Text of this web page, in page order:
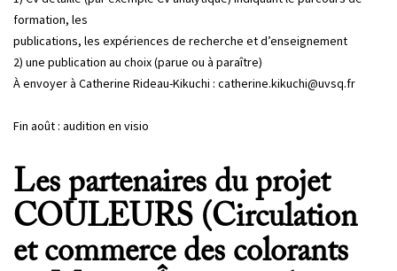
formation, les
publications, les expériences de recherche et d’enseignement
2) une publication au choix (parue ou à paraître)
À envoyer à Catherine Rideau-Kikuchi : catherine.kikuchi@uvsq.fr
Fin août : audition en visio
Les partenaires du projet
COULEURS (Circulation
et commerce des colorants